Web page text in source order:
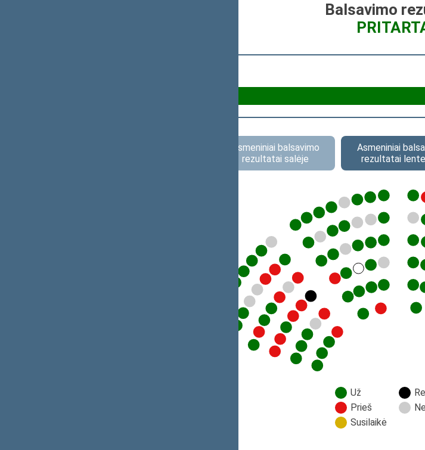
Balsavimo
Asmeniniai balsavimo
rezultatai salėje
Asmeniniai
rezultatai
Už
Prieš
Susilaikė